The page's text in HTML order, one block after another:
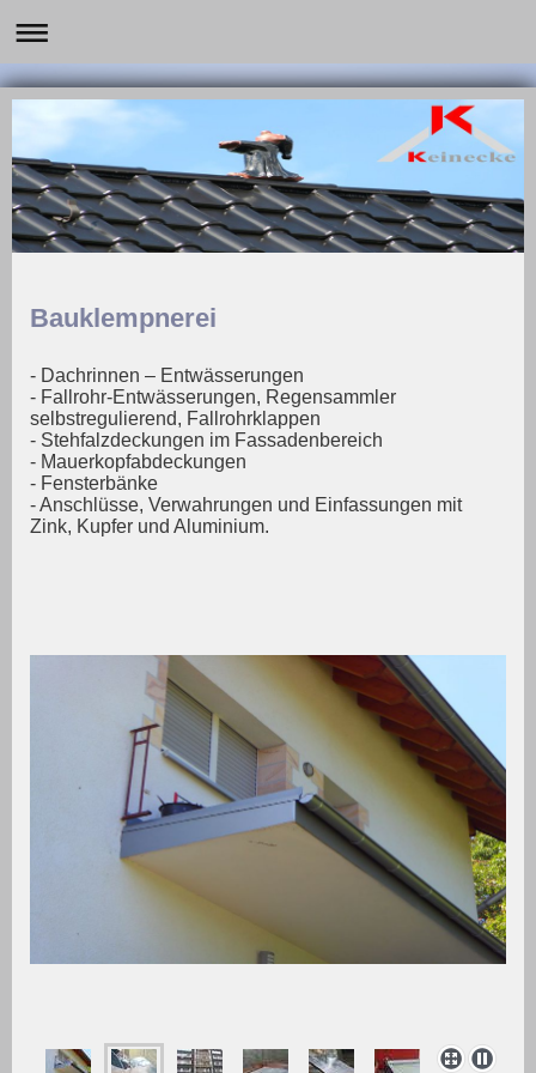
Bauklempnerei
- Dachrinnen – Entwässerungen
- Fallrohr-Entwässerungen, Regensammler
selbstregulierend, Fallrohrklappen
- Stehfalzdeckungen im Fassadenbereich
- Mauerkopfabdeckungen
- Fensterbänke
- Anschlüsse, Verwahrungen und Einfassungen mit
Zink, Kupfer und Aluminium.